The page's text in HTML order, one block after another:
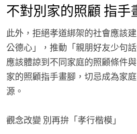
不對別家的照顧 指手
此外，拒絕孝道綁架的社會應該
公德心」，推動「親朋好友少句
應該體諒到不同家庭的照顧條件
家的照顧指手畫腳，切忌成為家
源。
觀念改變 別再拚「孝行楷模」